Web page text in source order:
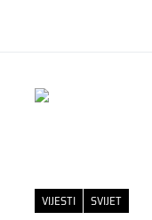
VIJESTI SVIJET